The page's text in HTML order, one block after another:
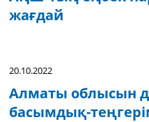
жағдай
20.10.2022
Алматы облысын
басымдық-